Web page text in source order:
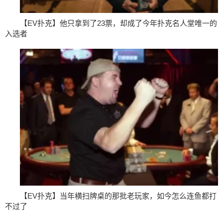
【EV扑克】他只拿到了23票，却成了今年扑克名人堂唯一的
入选者
【EV扑克】当年横扫牌桌的那批老玩家，如今怎么连鱼都打
不过了